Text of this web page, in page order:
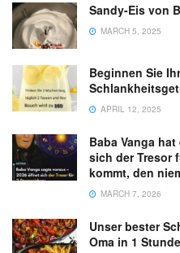
Sandy-Eis von
MARCH 5, 2025
Beginnen Sie
APRIL 12, 2025
Baba Vanga
sich der Tresor
kommt, den
MARCH 7, 2026
Unser bester
Oma in 1